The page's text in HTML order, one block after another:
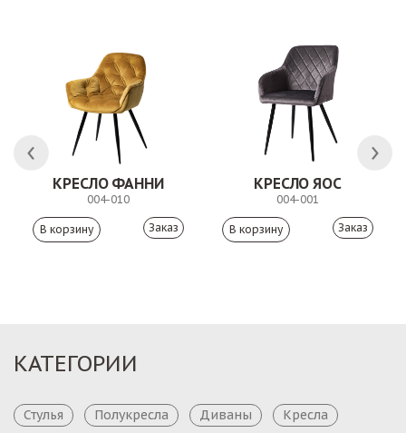
КРЕСЛО ФАННИ
004-010
Заказ
КРЕСЛО ЯОС
004-001
Заказ
КАТЕГОРИИ
Стулья Полукресла Диваны
Кресла